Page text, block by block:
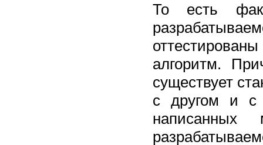
То есть
алгоритм.
существует
с другом и с
написанных